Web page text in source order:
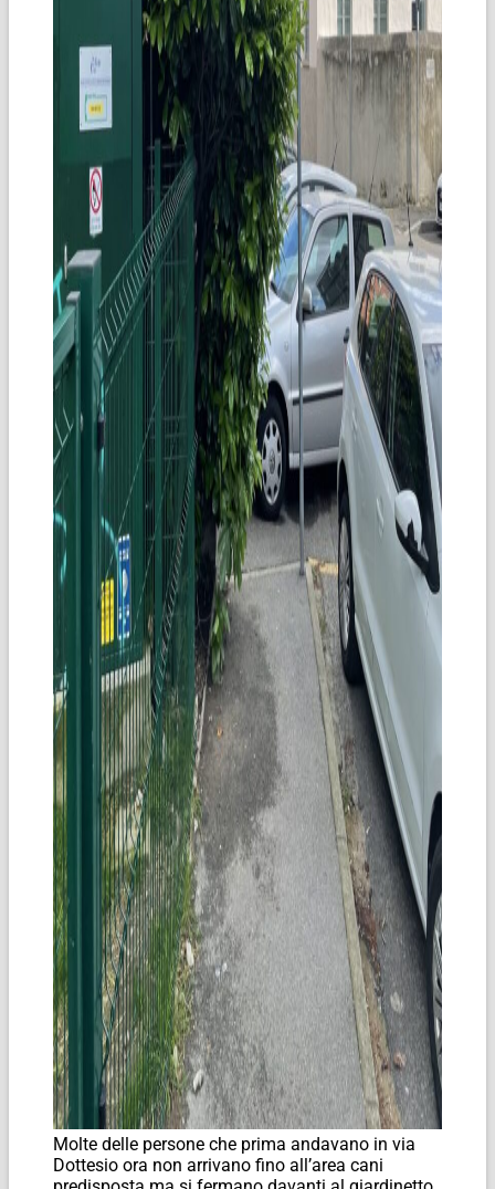
Molte delle persone che prima andavano in via
Dottesio ora non arrivano fino all’area cani